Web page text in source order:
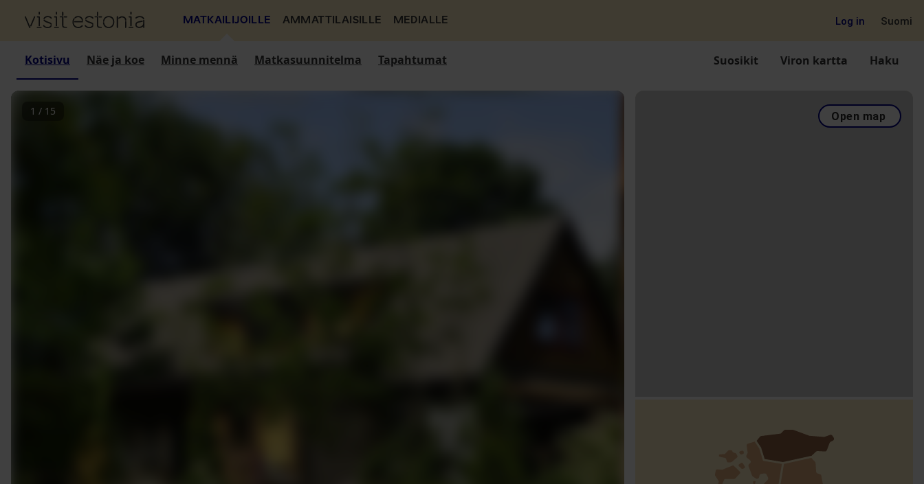
MATKAILIJOILLE AMMATTILAISILLE MEDIALLE Log in Suomi
Kotisivu Näe ja koe Minne mennä Matkasuunnitelma Tapahtumat Suosikit Viron kartta Haku
1 / 15 Open map